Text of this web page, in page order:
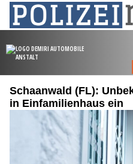
Schaanwald (FL):
in Einfamilienhaus ein